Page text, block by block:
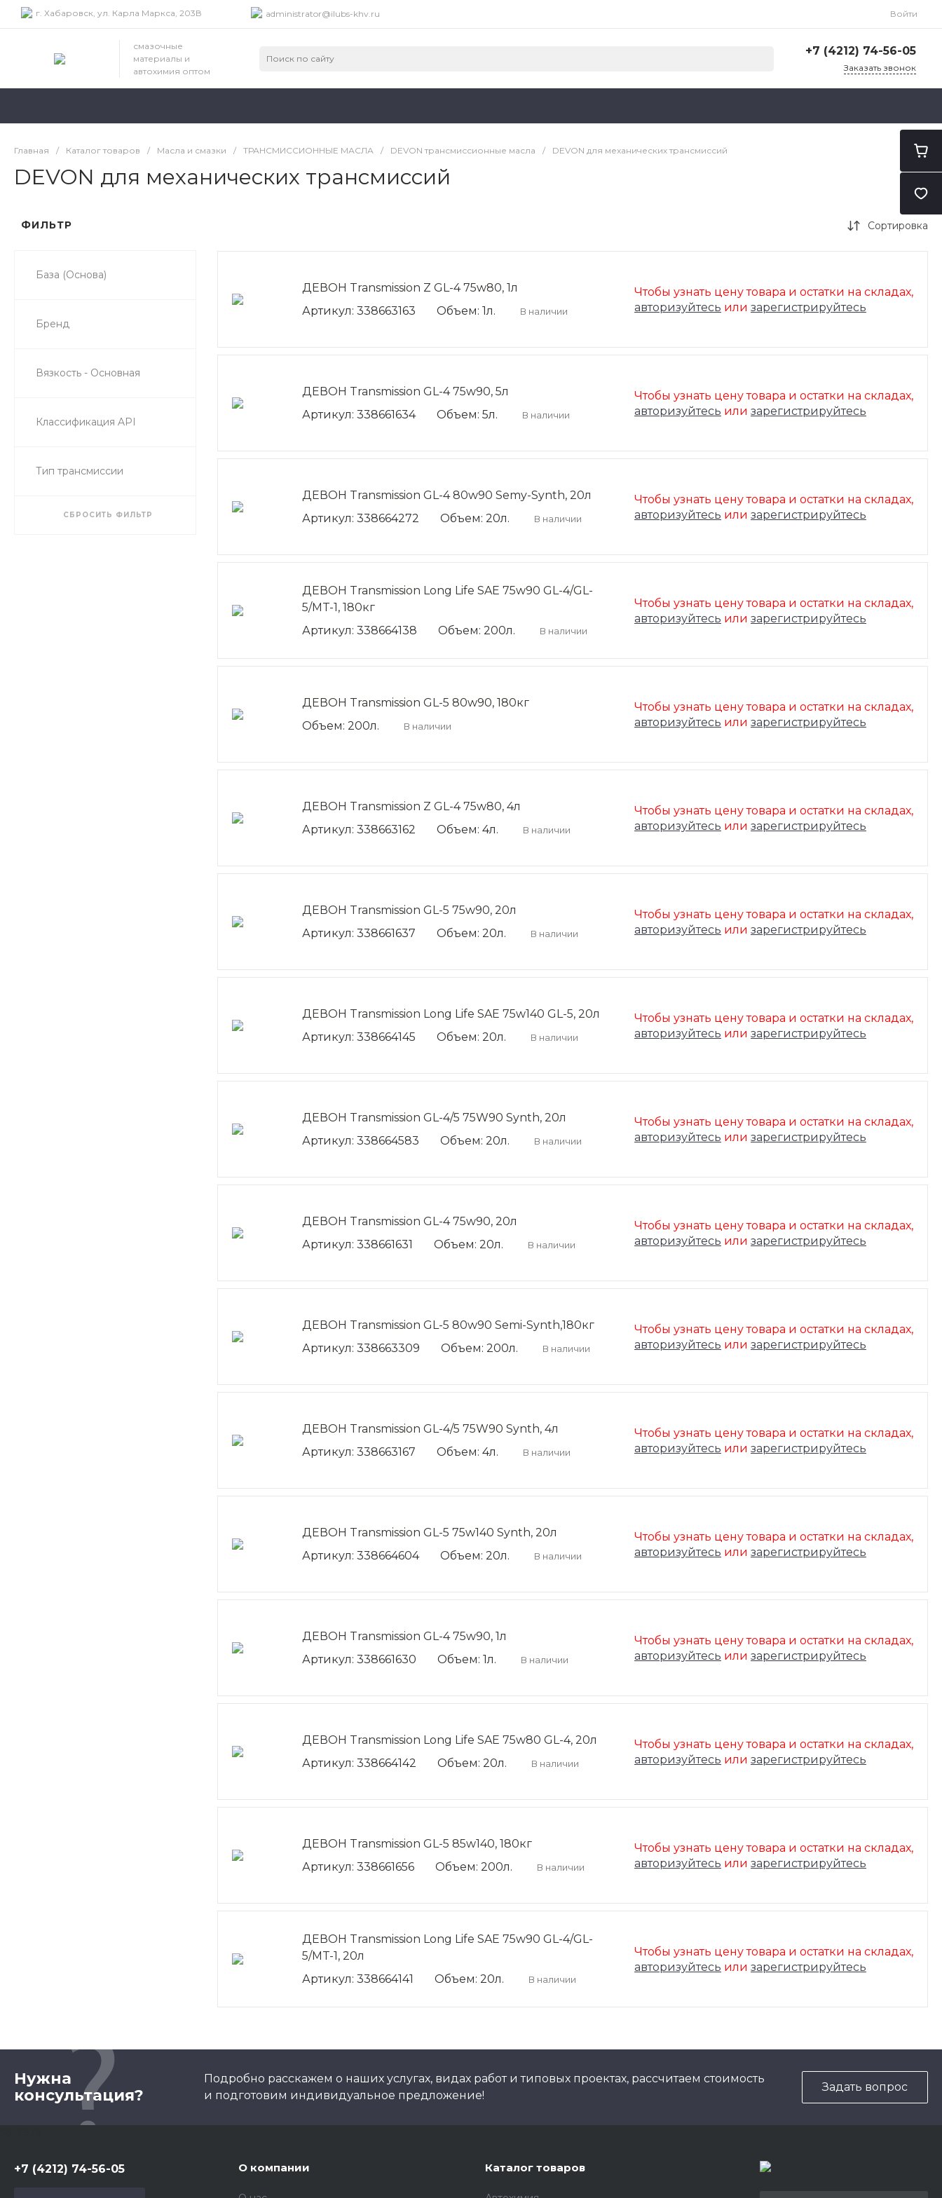
г. Хабаровск, ул. Карла Маркса, 203В administrator@ilubs-khv.ru Войти
смазочные
материалы и
автохимия оптом
+7 (4212) 74-56-05
Заказать звонок
Главная / Каталог товаров / Масла и смазки / ТРАНСМИССИОННЫЕ МАСЛА / DEVON трансмиссионные масла / DEVON для механических трансмиссий
DEVON для механических трансмиссий
ФИЛЬТР
База (Основа)
Бренд
Вязкость - Основная
Классификация API
Тип трансмиссии
СБРОСИТЬ ФИЛЬТР
Сортировка
ДЕВОН Transmission Z GL-4 75w80, 1л
Артикул: 338663163
Объем: 1л. В наличии
Чтобы узнать цену товара и остатки на складах,
авторизуйтесь или зарегистрируйтесь
ДЕВОН Transmission GL-4 75w90, 5л
Артикул: 338661634
Объем: 5л. В наличии
Чтобы узнать цену товара и остатки на складах,
авторизуйтесь или зарегистрируйтесь
ДЕВОН Transmission GL-4 80w90 Semy-Synth, 20л
Артикул: 338664272
Объем: 20л. В наличии
Чтобы узнать цену товара и остатки на складах,
авторизуйтесь или зарегистрируйтесь
ДЕВОН Transmission Long Life SAE 75w90 GL-4/GL-
5/MT-1, 180кг
Артикул: 338664138
Объем: 200л. В наличии
Чтобы узнать цену товара и остатки на складах,
авторизуйтесь или зарегистрируйтесь
ДЕВОН Transmission GL-5 80w90, 180кг
Объем: 200л.
В наличии
Чтобы узнать цену товара и остатки на складах,
авторизуйтесь или зарегистрируйтесь
ДЕВОН Transmission Z GL-4 75w80, 4л
Артикул: 338663162
Объем: 4л. В наличии
Чтобы узнать цену товара и остатки на складах,
авторизуйтесь или зарегистрируйтесь
ДЕВОН Transmission GL-5 75w90, 20л
Артикул: 338661637
Объем: 20л. В наличии
Чтобы узнать цену товара и остатки на складах,
авторизуйтесь или зарегистрируйтесь
ДЕВОН Transmission Long Life SAE 75w140 GL-5, 20л
Артикул: 338664145
Объем: 20л. В наличии
Чтобы узнать цену товара и остатки на складах,
авторизуйтесь или зарегистрируйтесь
ДЕВОН Transmission GL-4/5 75W90 Synth, 20л
Артикул: 338664583
Объем: 20л. В наличии
Чтобы узнать цену товара и остатки на складах,
авторизуйтесь или зарегистрируйтесь
ДЕВОН Transmission GL-4 75w90, 20л
Артикул: 338661631
Объем: 20л. В наличии
Чтобы узнать цену товара и остатки на складах,
авторизуйтесь или зарегистрируйтесь
ДЕВОН Transmission GL-5 80w90 Semi-Synth,180кг
Артикул: 338663309
Объем: 200л. В наличии
Чтобы узнать цену товара и остатки на складах,
авторизуйтесь или зарегистрируйтесь
ДЕВОН Transmission GL-4/5 75W90 Synth, 4л
Артикул: 338663167
Объем: 4л. В наличии
Чтобы узнать цену товара и остатки на складах,
авторизуйтесь или зарегистрируйтесь
ДЕВОН Transmission GL-5 75w140 Synth, 20л
Артикул: 338664604
Объем: 20л. В наличии
Чтобы узнать цену товара и остатки на складах,
авторизуйтесь или зарегистрируйтесь
ДЕВОН Transmission GL-4 75w90, 1л
Артикул: 338661630
Объем: 1л. В наличии
Чтобы узнать цену товара и остатки на складах,
авторизуйтесь или зарегистрируйтесь
ДЕВОН Transmission Long Life SAE 75w80 GL-4, 20л
Артикул: 338664142
Объем: 20л. В наличии
Чтобы узнать цену товара и остатки на складах,
авторизуйтесь или зарегистрируйтесь
ДЕВОН Transmission GL-5 85w140, 180кг
Артикул: 338661656
Объем: 200л. В наличии
Чтобы узнать цену товара и остатки на складах,
авторизуйтесь или зарегистрируйтесь
ДЕВОН Transmission Long Life SAE 75w90 GL-4/GL-
5/MT-1, 20л
Артикул: 338664141
Объем: 20л. В наличии
Чтобы узнать цену товара и остатки на складах,
авторизуйтесь или зарегистрируйтесь
Нужна
консультация?
Подробно расскажем о наших услугах, видах работ и типовых проектах, рассчитаем стоимость
и подготовим индивидуальное предложение!
Задать вопрос
+7 (4212) 74-56-05 О компании Каталог товаров